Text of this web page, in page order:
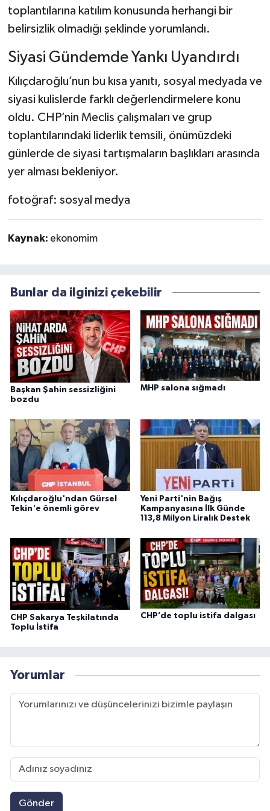
toplantılarına katılım konusunda herhangi bir
belirsizlik olmadığı şeklinde yorumlandı.
Siyasi Gündemde Yankı Uyandırdı
Kılıçdaroğlu’nun bu kısa yanıtı, sosyal medyada ve
siyasi kulislerde farklı değerlendirmelere konu
oldu. CHP’nin Meclis çalışmaları ve grup
toplantılarındaki liderlik temsili, önümüzdeki
günlerde de siyasi tartışmaların başlıkları arasında
yer alması bekleniyor.
fotoğraf: sosyal medya
Kaynak: ekonomim
Bunlar da ilginizi çekebilir
Başkan Şahin sessizliğini
bozdu
MHP salona sığmadı
Kılıçdaroğlu'ndan Gürsel
Tekin'e önemli görev
Yeni Parti'nin Bağış
Kampanyasına İlk Günde
113,8 Milyon Liralık Destek
CHP Sakarya Teşkilatında
Toplu İstifa
CHP’de toplu istifa dalgası
Yorumlar
Gönder